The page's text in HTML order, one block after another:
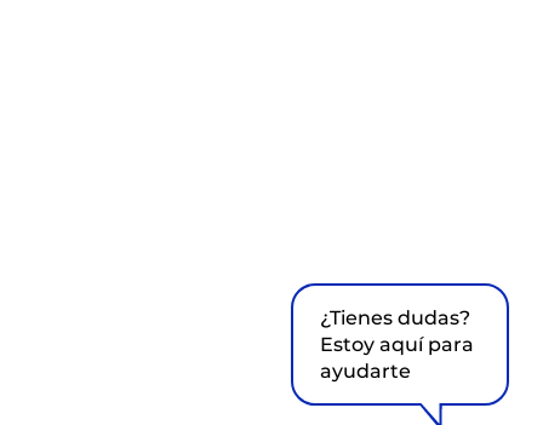
¿Tienes dudas?
Estoy aquí para
ayudarte